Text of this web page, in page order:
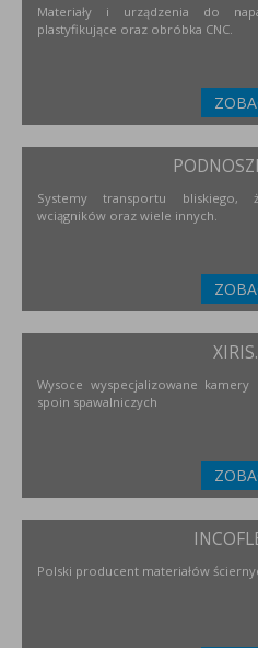
Materiały i urządzenia do
plastyfikujące oraz obróbka CNC.
Systemy transportu bliskiego,
wciągników oraz wiele innych.
Wysoce wyspecjalizowane
spoin spawalniczych
Polski producent materiałów